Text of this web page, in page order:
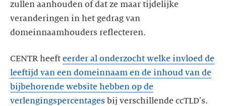
zullen aanhouden of dat ze maar tijdelijke
veranderingen in het gedrag van
domeinnaamhouders reflecteren.
CENTR heeft eerder al onderzocht welke invloed de
leeftijd van een domeinnaam en de inhoud van de
bijbehorende website hebben op de
verlengingspercentages bij verschillende ccTLD's.